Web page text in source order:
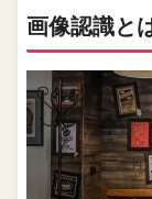
画像認識と